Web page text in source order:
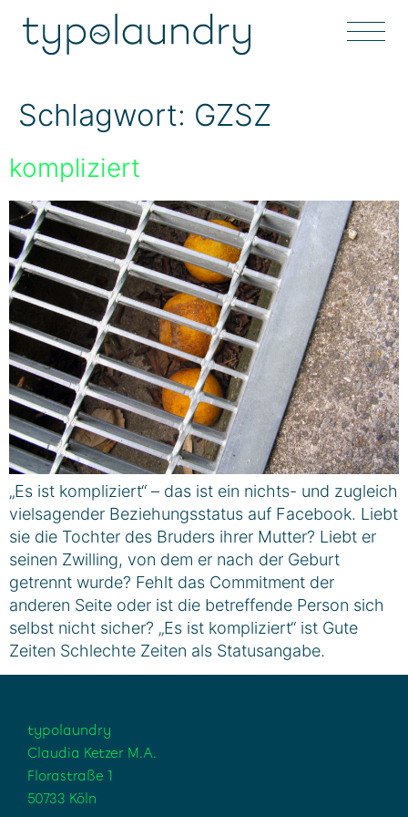
Schlagwort: GZSZ
kompliziert
„Es ist kompliziert“ – das ist ein nichts- und zugleich
vielsagender Beziehungsstatus auf Facebook. Liebt
sie die Tochter des Bruders ihrer Mutter? Liebt er
seinen Zwilling, von dem er nach der Geburt
getrennt wurde? Fehlt das Commitment der
anderen Seite oder ist die betreffende Person sich
selbst nicht sicher? „Es ist kompliziert“ ist Gute
Zeiten Schlechte Zeiten als Statusangabe.
typolaundry
Claudia Ketzer M.A.
Florastraße 1
50733 Köln